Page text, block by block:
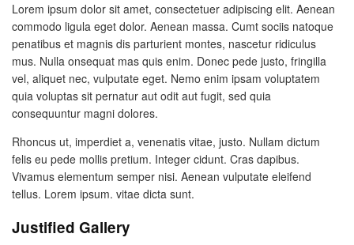
Lorem ipsum dolor sit amet, consectetuer adipiscing elit. Aenean
commodo ligula eget dolor. Aenean massa. Cumt sociis natoque
penatibus et magnis dis parturient montes, nascetur ridiculus
mus. Nulla onsequat mas quis enim. Donec pede justo, fringilla
vel, aliquet nec, vulputate eget. Nemo enim ipsam voluptatem
quia voluptas sit pernatur aut odit aut fugit, sed quia
consequuntur magni dolores.
Rhoncus ut, imperdiet a, venenatis vitae, justo. Nullam dictum
felis eu pede mollis pretium. Integer cidunt. Cras dapibus.
Vivamus elementum semper nisi. Aenean vulputate eleifend
tellus. Lorem ipsum. vitae dicta sunt.
Justified Gallery